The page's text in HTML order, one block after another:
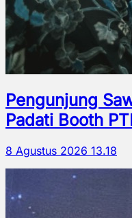
Pengunjung
Padati Booth
8 Agustus 2026 13.18